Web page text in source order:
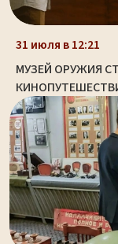
31 июля в 12:21
МУЗЕЙ ОРУЖИЯ